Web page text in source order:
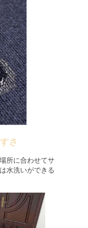
さ
所に合わせてサ
水洗いができる